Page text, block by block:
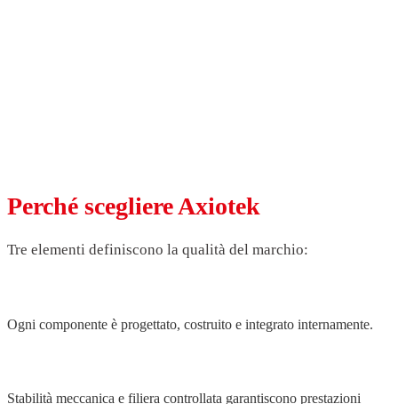
Perché scegliere Axiotek
Tre elementi definiscono la qualità del marchio:
Ogni componente è progettato, costruito e integrato internamente.
Stabilità meccanica e filiera controllata garantiscono prestazioni